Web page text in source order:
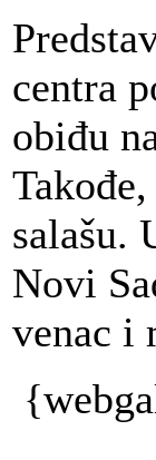
centra
obiđu
salašu.
Novi
venac i